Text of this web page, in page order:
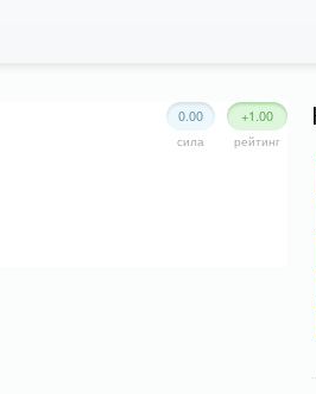
+1.00
рейтинг
0.00
сила